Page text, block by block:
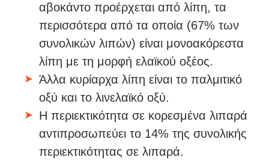
αβοκάντο προέρχεται από λίπη, τα
περισσότερα από τα οποία (67% των
συνολικών λιπών) είναι μονοακόρεστα
λίπη με τη μορφή ελαϊκού οξέος.
Άλλα κυρίαρχα λίπη είναι το παλμιτικό
οξύ και το λινελαϊκό οξύ.
Η περιεκτικότητα σε κορεσμένα λιπαρά
αντιπροσωπεύει το 14% της συνολικής
περιεκτικότητας σε λιπαρά.